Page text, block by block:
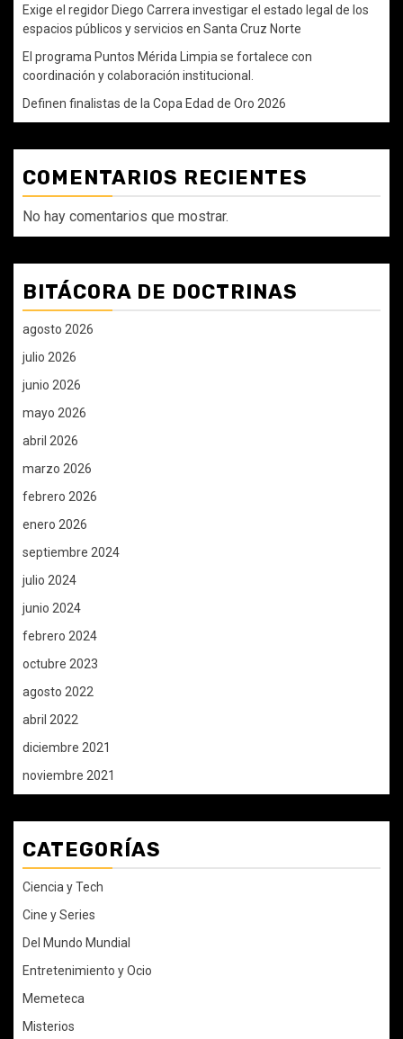
Exige el regidor Diego Carrera investigar el estado legal de los
espacios públicos y servicios en Santa Cruz Norte
El programa Puntos Mérida Limpia se fortalece con
coordinación y colaboración institucional.
Definen finalistas de la Copa Edad de Oro 2026
COMENTARIOS RECIENTES
No hay comentarios que mostrar.
BITÁCORA DE DOCTRINAS
agosto 2026
julio 2026
junio 2026
mayo 2026
abril 2026
marzo 2026
febrero 2026
enero 2026
septiembre 2024
julio 2024
junio 2024
febrero 2024
octubre 2023
agosto 2022
abril 2022
diciembre 2021
noviembre 2021
CATEGORÍAS
Ciencia y Tech
Cine y Series
Del Mundo Mundial
Entretenimiento y Ocio
Memeteca
Misterios